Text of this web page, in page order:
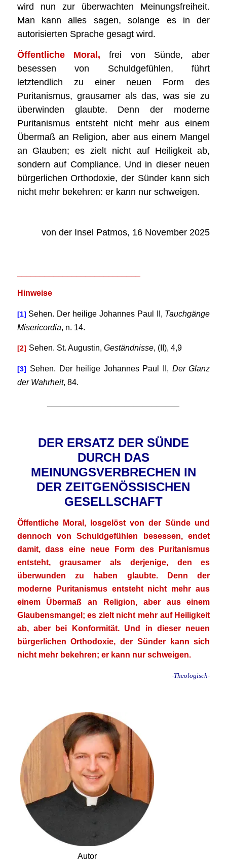
wird nun zur überwachten Meinungsfreiheit.
Man kann alles sagen, solange es in der
autorisierten Sprache gesagt wird.
Öffentliche Moral, frei von Sünde, aber
besessen von Schuldgefühlen, führt
letztendlich zu einer neuen Form des
Puritanismus, grausamer als das, was sie zu
überwinden glaubte. Denn der moderne
Puritanismus entsteht nicht mehr aus einem
Übermaß an Religion, aber aus einem Mangel
an Glauben; es zielt nicht auf Heiligkeit ab,
sondern auf Compliance. Und in dieser neuen
bürgerlichen Orthodoxie, der Sünder kann sich
nicht mehr bekehren: er kann nur schweigen.
von der Insel Patmos, 16 November 2025
Hinweise
[1] Sehen. Der heilige Johannes Paul II, Tauchgänge
Misericordia, n. 14.
[2] Sehen. St. Augustin, Geständnisse, (II), 4,9
[3] Sehen. Der heilige Johannes Paul II, Der Glanz
der Wahrheit, 84.
DER ERSATZ DER SÜNDE
DURCH DAS
MEINUNGSVERBRECHEN IN
DER ZEITGENÖSSISCHEN
GESELLSCHAFT
Öffentliche Moral, losgelöst von der Sünde und
dennoch von Schuldgefühlen besessen, endet
damit, dass eine neue Form des Puritanismus
entsteht, grausamer als derjenige, den es
überwunden zu haben glaubte. Denn der
moderne Puritanismus entsteht nicht mehr aus
einem Übermaß an Religion, aber aus einem
Glaubensmangel; es zielt nicht mehr auf Heiligkeit
ab, aber bei Konformität. Und in dieser neuen
bürgerlichen Orthodoxie, der Sünder kann sich
nicht mehr bekehren; er kann nur schweigen.
-Theologisch-
Autor